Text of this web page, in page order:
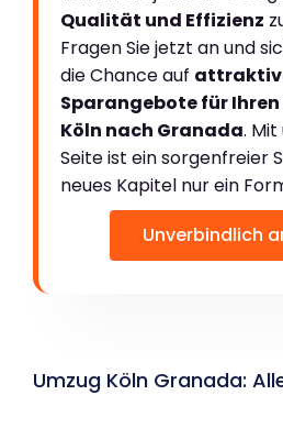
Qualität und Effizienz
Fragen Sie jetzt an und
die Chance auf
Sparangebote für Ihren
Köln nach Granada.
Seite ist ein sorgenfreier
neues Kapitel nur ein
Unverbindlich
Umzug Köln Granada: